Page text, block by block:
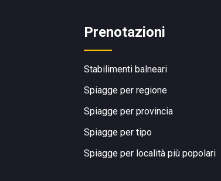
Prenotazioni
Stabilimenti balneari
Spiagge per regione
Spiagge per provincia
Spiagge per tipo
Spiagge per località più popolari